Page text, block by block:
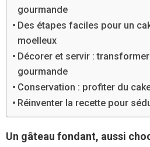
gourmande
Des étapes faciles pour un
moelleux
Décorer et servir :
gourmande
Conservation : profiter du
Réinventer la recette pour
Un gâteau fondant, aussi